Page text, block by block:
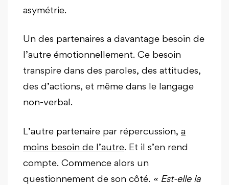
asymétrie.
Un des partenaires a davantage besoin de
l’autre émotionnellement. Ce besoin
transpire dans des paroles, des attitudes,
des d’actions, et même dans le langage
non-verbal.
L’autre partenaire par répercussion, a
moins besoin de l’autre. Et il s’en rend
compte. Commence alors un
questionnement de son côté. « Est-elle la